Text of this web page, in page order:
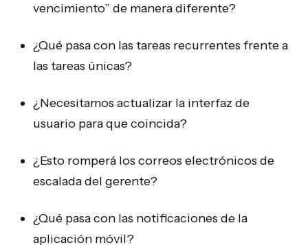
vencimiento” de manera diferente?
¿Qué pasa con las tareas recurrentes frente a
las tareas únicas?
¿Necesitamos actualizar la interfaz de
usuario para que coincida?
¿Esto romperá los correos electrónicos de
escalada del gerente?
¿Qué pasa con las notificaciones de la
aplicación móvil?